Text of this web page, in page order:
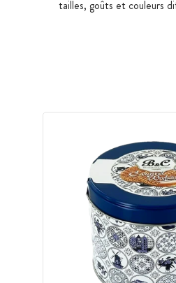
tailles, goûts et couleurs